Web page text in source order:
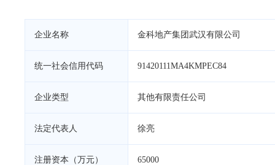
企业名称 金科地产集团武汉有限公司
统一社会信用代码 91420111MA4KMPEC84
企业类型 其他有限责任公司
法定代表人 徐亮
注册资本（万元） 65000